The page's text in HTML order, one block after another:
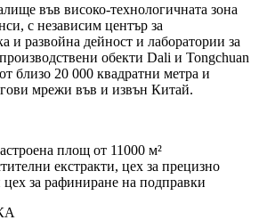
във високо-технологичната зона
с независим център за
и развойна дейност и лаборатории за
обекти Dali и Tongchuan
близо 20 000 квадратни метра и
мрежи във и извън Китай.
площ от 11000 м²
екстракти, цех за прецизно
за рафиниране на подправки